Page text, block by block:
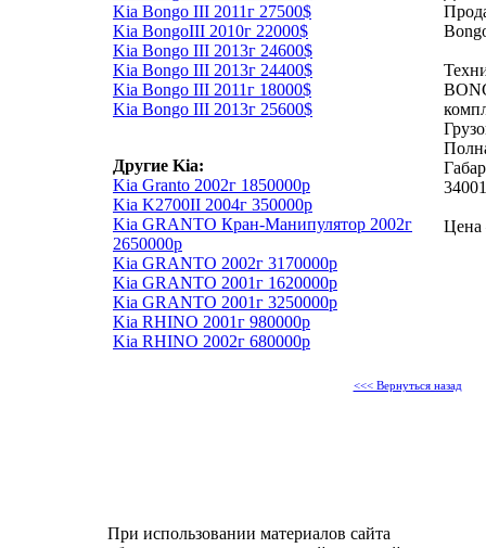
Kia Bongo III 2011г 27500$
Kia BongoIII 2010г 22000$
Kia Bongo III 2013г 24600$
Kia Bongo III 2013г 24400$
Kia Bongo III 2011г 18000$
Kia Bongo III 2013г 25600$
Другие Kia:
Kia Granto 2002г 1850000р
Kia K2700II 2004г 350000р
Kia GRANTO Кран-Манипулятор 2002г
2650000р
Kia GRANTO 2002г 3170000р
Kia GRANTO 2001г 1620000р
Kia GRANTO 2001г 3250000р
Kia RHINO 2001г 980000р
Kia RHINO 2002г 680000р
Цена
<<< Вернуться назад
При использовании материалов сайта